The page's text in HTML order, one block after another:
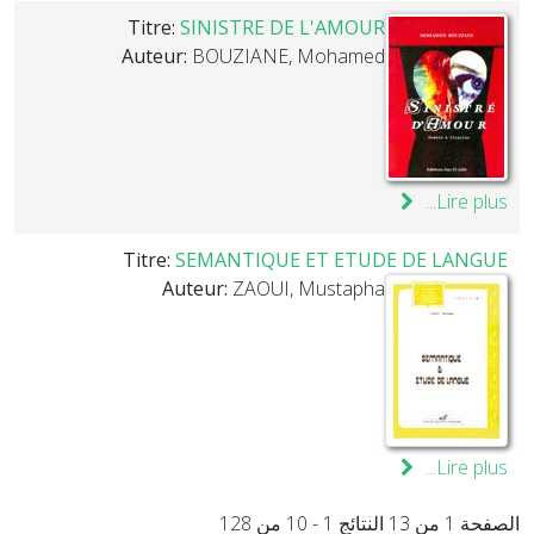
Titre: SINISTRE DE L'AMOUR
Auteur: BOUZIANE, Mohamed
Lire plus...
Titre: SEMANTIQUE ET ETUDE DE LANGUE
Auteur: ZAOUI, Mustapha
Lire plus...
الصفحة 1 من 13 النتائج 1 - 10 من 128